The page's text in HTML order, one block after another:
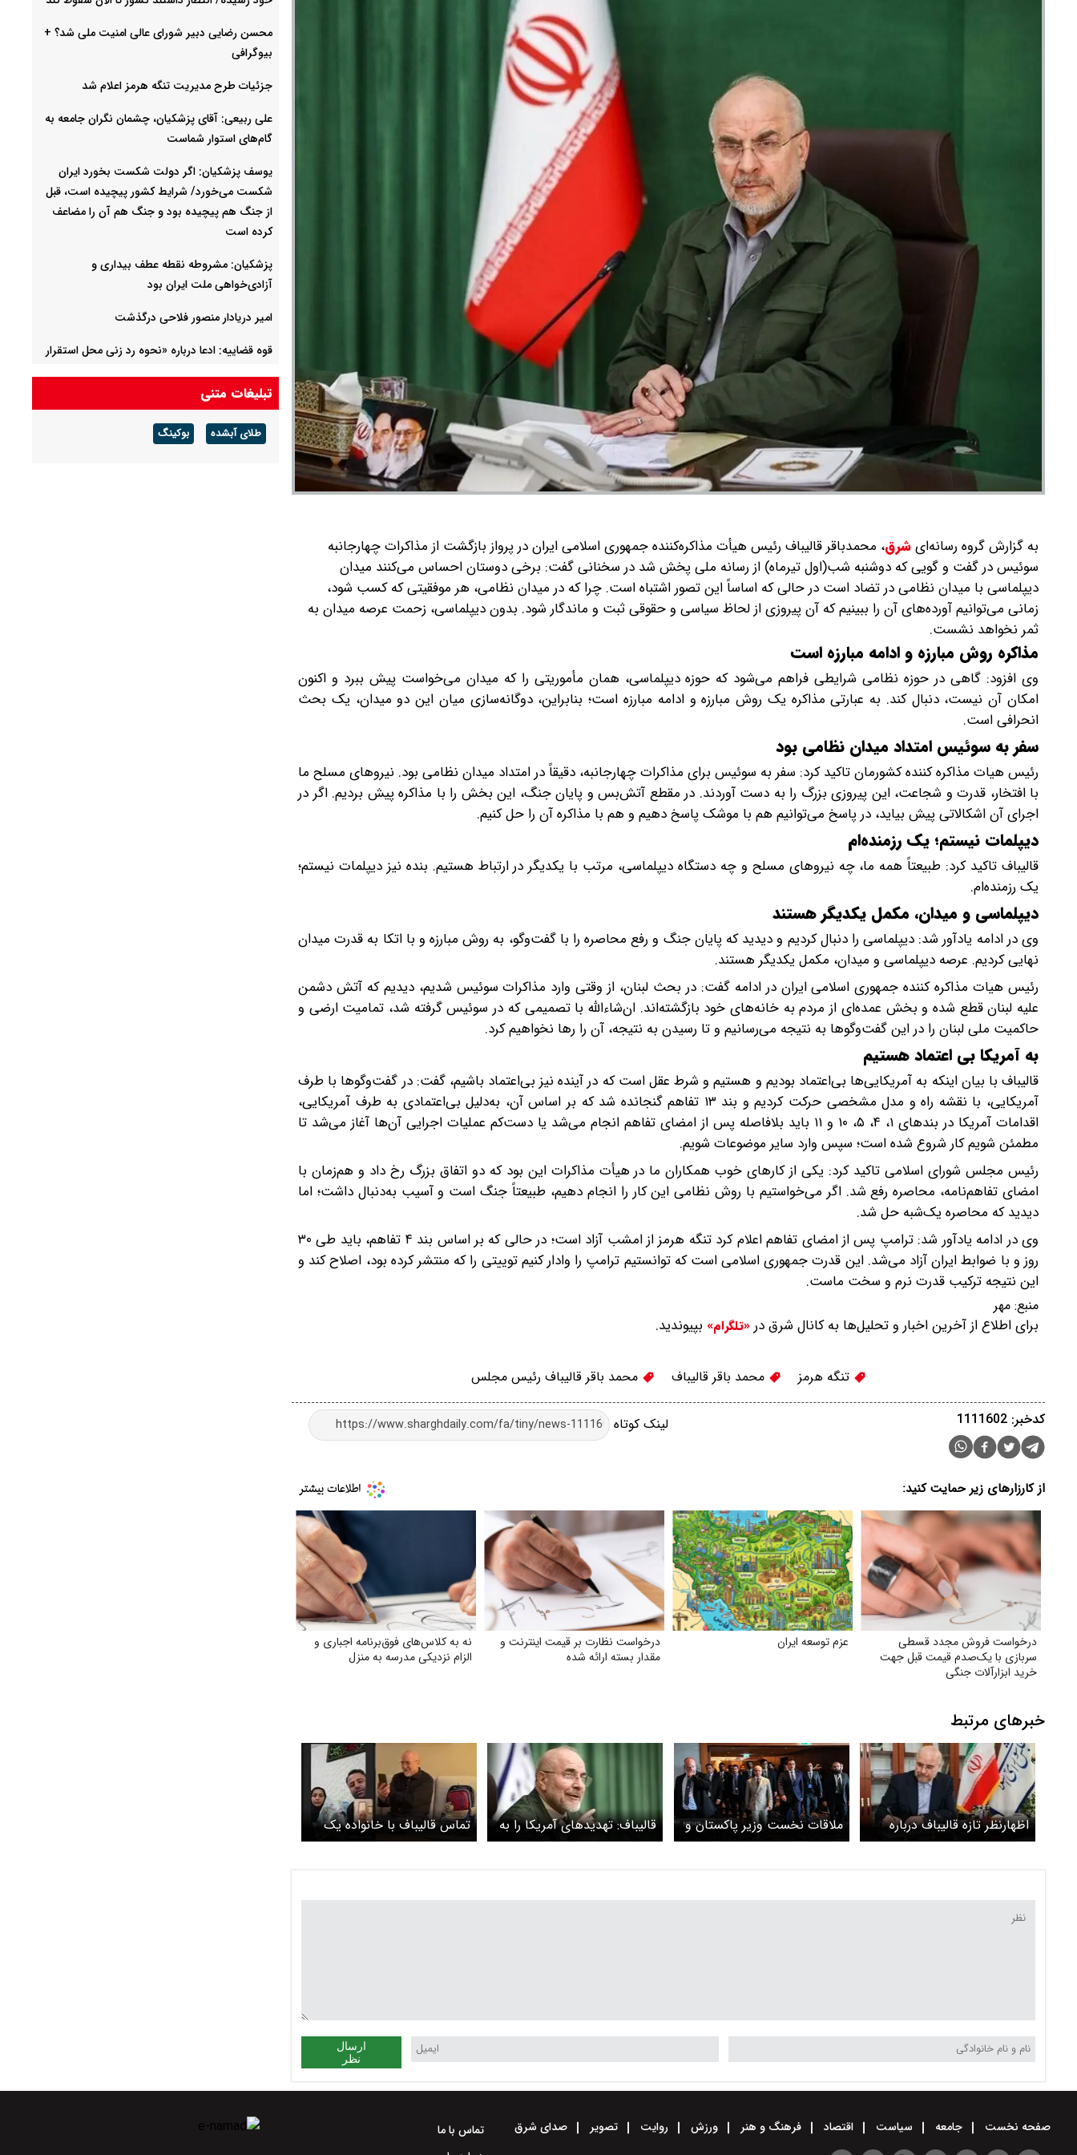
به گزارش گروه رسانه‌ایشرق، محمدباقر قالیباف‌ رئیس هیأت مذاکره‌کننده جمهوری اسلامی ایران در پرواز بازگشت از مذاکرات چهارجانبه
سوئیس در گفت و گویی که دوشنبه شب(اول تیرماه) از رسانه ملی پخش شد در سخنانی گفت: برخی دوستان احساس می‌کنند میدان
دیپلماسی با میدان نظامی در تضاد است در حالی که اساساً این تصور اشتباه است. چرا که در میدان نظامی، هر موفقیتی که کسب شود،
زمانی می‌توانیم آورده‌های آن را ببینیم که آن پیروزی از لحاظ سیاسی و حقوقی ثبت و ماندگار شود. بدون دیپلماسی، زحمت عرصه میدان به
ثمر نخواهد نشست.
مذاکره روش مبارزه و ادامه مبارزه است
وی افزود: گاهی در حوزه نظامی شرایطی فراهم می‌شود که حوزه دیپلماسی، همان مأموریتی را که میدان می‌خواست پیش ببرد و اکنون
امکان آن نیست، دنبال کند. به عبارتی مذاکره یک روش مبارزه و ادامه مبارزه است؛ بنابراین، دوگانه‌سازی میان این دو میدان، یک بحث
انحرافی است.
سفر به سوئیس امتداد میدان نظامی بود
رئیس هیات مذاکره کننده کشورمان تاکید کرد: سفر به سوئیس برای مذاکرات چهارجانبه، دقیقاً در امتداد میدان نظامی بود. نیروهای مسلح ما
با افتخار، قدرت و شجاعت، این پیروزی بزرگ را به دست آوردند. در مقطع آتش‌بس و پایان جنگ، این بخش را با مذاکره پیش بردیم. اگر در
اجرای آن اشکالاتی پیش بیاید، در پاسخ می‌توانیم هم با موشک پاسخ دهیم و هم با مذاکره آن را حل کنیم.
دیپلمات نیستم؛ یک رزمنده‌ام
قالیباف تاکید کرد: طبیعتاً همه ما، چه نیروهای مسلح و چه دستگاه دیپلماسی، مرتب با یکدیگر در ارتباط هستیم. بنده نیز دیپلمات نیستم؛
یک رزمنده‌ام.
دیپلماسی و میدان، مکمل یکدیگر هستند
وی در ادامه یادآور شد: دیپلماسی را دنبال کردیم و دیدید که پایان جنگ و رفع محاصره را با گفت‌وگو، به روش مبارزه و با اتکا به قدرت میدان
نهایی کردیم. عرصه دیپلماسی و میدان، مکمل یکدیگر هستند.
رئیس هیات مذاکره کننده جمهوری اسلامی ایران در ادامه گفت: در بحث لبنان، از وقتی وارد مذاکرات سوئیس شدیم، دیدیم که آتش دشمن
علیه لبنان قطع شده و بخش عمده‌ای از مردم به خانه‌های خود بازگشته‌اند. ان‌شاءالله با تصمیمی که در سوئیس گرفته شد، تمامیت ارضی و
حاکمیت ملی لبنان را در این گفت‌وگوها به نتیجه می‌رسانیم و تا رسیدن به نتیجه، آن را رها نخواهیم کرد.
به آمریکا بی اعتماد هستیم
قالیباف با بیان اینکه به آمریکایی‌ها بی‌اعتماد بودیم و هستیم و شرط عقل است که در آینده نیز بی‌اعتماد باشیم، گفت: در گفت‌وگوها با طرف
آمریکایی، با نقشه راه و مدل مشخصی حرکت کردیم و بند ۱۳ تفاهم گنجانده شد که بر اساس آن، به‌دلیل بی‌اعتمادی به طرف آمریکایی،
اقدامات آمریکا در بندهای ۱، ۴، ۵، ۱۰ و ۱۱ باید بلافاصله پس از امضای تفاهم انجام می‌شد یا دست‌کم عملیات اجرایی آن‌ها آغاز می‌شد تا
مطمئن شویم کار شروع شده است؛ سپس وارد سایر موضوعات شویم.
رئیس مجلس شورای اسلامی تاکید کرد: یکی از کارهای خوب همکاران ما در هیأت مذاکرات این بود که دو اتفاق بزرگ رخ داد و هم‌زمان با
امضای تفاهم‌نامه، محاصره رفع شد. اگر می‌خواستیم با روش نظامی این کار را انجام دهیم، طبیعتاً جنگ است و آسیب به‌دنبال داشت؛ اما
دیدید که محاصره یک‌شبه حل شد.
وی در ادامه یادآور شد: ترامپ پس از امضای تفاهم اعلام کرد تنگه هرمز از امشب آزاد است؛ در حالی که بر اساس بند ۴ تفاهم، باید طی ۳۰
روز و با ضوابط ایران آزاد می‌شد. این قدرت جمهوری اسلامی است که توانستیم ترامپ را وادار کنیم توییتی را که منتشر کرده بود، اصلاح کند و
این نتیجه ترکیب قدرت نرم و سخت ماست.
منبع: مهر
برای اطلاع از آخرین اخبار و تحلیل‌ها به کانال شرق در «تلگرام» بپیوندید.
تنگه هرمز محمد باقر قالیباف محمد باقر قالیباف رئیس مجلس
لینک کوتاه کدخبر: 1111602
از کارزارهای زیر حمایت کنید:
درخواست فروش مجدد قسطی
سربازی با یک‌صدم قیمت قبل جهت
خرید ابزارآلات جنگی
عزم توسعه ایران
درخواست نظارت بر قیمت اینترنت و
مقدار بسته ارائه شده
نه به کلاس‌های فوق‌برنامه اجباری و
الزام نزدیکی مدرسه به منزل
خبرهای مرتبط
اظهارنظر تازه قالیباف درباره
تنگه هرمز
ملاقات نخست وزیر پاکستان و
محمدباقر قالیباف
قالیباف: تهدیدهای آمریکا را به
جایی حساب نمی کنیم!
تماس قالیباف با خانواده یک
دانش آموز شهید میناب+ ویدئو
ارسال
نظر
محسن رضایی دبیر شورای عالی امنیت ملی شد؟ +
بیوگرافی
جزئیات طرح مدیریت تنگه هرمز اعلام شد
علی ربیعی: آقای پزشکیان، چشمان نگران جامعه به
گام‌های استوار شماست
یوسف پزشکیان: اگر دولت شکست بخورد ایران
شکست می‌خورد/ شرایط کشور پیچیده است، قبل
از جنگ هم پیچیده بود و جنگ هم آن را مضاعف‌
کرده است
پزشکیان: مشروطه نقطه عطف بیداری و
آزادی‌خواهی ملت ایران بود
امیر دریادار منصور فلاحی درگذشت
قوه قضاییه: ادعا درباره «نحوه رد زنی محل استقرار
سرپرست وزارت دفاع: دست نیروهای مسلح برای
پاسخ به تهدیدات پُر است
تبلیغات متنی
طلای آبشده بوکینگ
صفحه نخست جامعه سیاست اقتصاد فرهنگ و هنر ورزش روایت تصویر صدای شرق
تماس با ما